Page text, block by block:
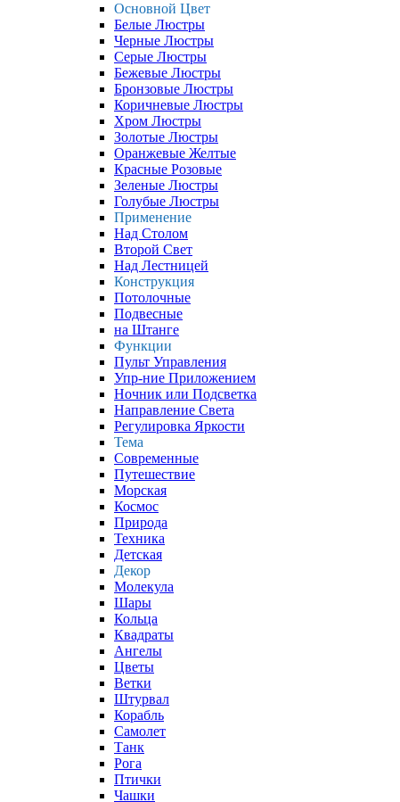
Основной Цвет
Белые Люстры
Черные Люстры
Серые Люстры
Бежевые Люстры
Бронзовые Люстры
Коричневые Люстры
Хром Люстры
Золотые Люстры
Оранжевые Желтые
Красные Розовые
Зеленые Люстры
Голубые Люстры
Применение
Над Столом
Второй Свет
Над Лестницей
Конструкция
Потолочные
Подвесные
на Штанге
Функции
Пульт Управления
Упр-ние Приложением
Ночник или Подсветка
Направление Света
Регулировка Яркости
Тема
Современные
Путешествие
Морская
Космос
Природа
Техника
Детская
Декор
Молекула
Шары
Кольца
Квадраты
Ангелы
Цветы
Ветки
Штурвал
Корабль
Самолет
Танк
Рога
Птички
Чашки